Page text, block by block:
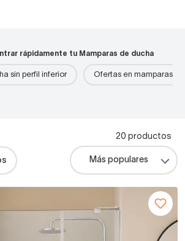
rápidamente tu Mamparas de ducha
sin perfil inferior Ofertas en mamparas
20 productos